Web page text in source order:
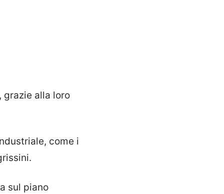
grazie alla loro
come i
sul piano